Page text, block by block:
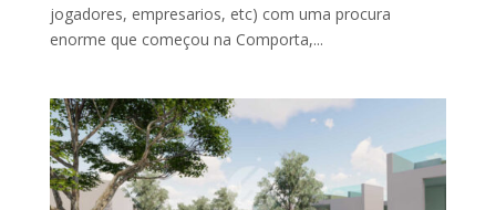
jogadores, empresarios, etc) com uma procura
enorme que começou na Comporta,...